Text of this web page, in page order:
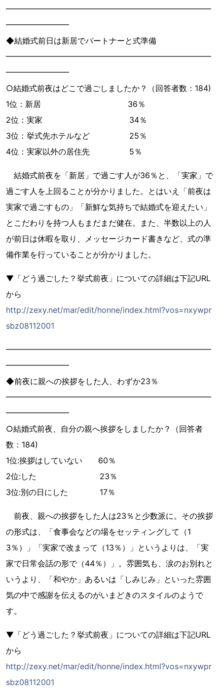
━━━━━━━━━━━━━━━━━━━━━━━━━━
━━━━━━━━
◆結婚式前日は新居でパートナーと式準備
━━━━━━━━━━━━━━━━━━━━━━━━━━
━━━━━━━━
○結婚式前夜はどこで過ごしましたか？（回答者数：184)
1位：新居 36％
2位：実家 34％
3位：挙式先ホテルなど 25％
4位：実家以外の居住先 5％
結婚式前夜を「新居」で過ごす人が36％と、「実家」で
過ごす人を上回ることが分かりました。とはいえ「前夜は
実家で過ごすもの」「新鮮な気持ちで結婚式を迎えたい」
とこだわりを持つ人もまだまだ健在。また、半数以上の人
が前日は休暇を取り、メッセージカード書きなど、式の準
備作業を行っていることが分かりました。
▼「どう過ごした？挙式前夜」についての詳細は下記URL
から
http://zexy.net/mar/edit/honne/index.html?vos=nxywpr
sbz08112001
━━━━━━━━━━━━━━━━━━━━━━━━━━
━━━━━━━━
◆前夜に親への挨拶をした人、わずか23％
━━━━━━━━━━━━━━━━━━━━━━━━━━
━━━━━━━━
○結婚式前夜、自分の親へ挨拶をしましたか？（回答者
数：184)
1位:挨拶はしていない 60％
2位:した 23％
3位:別の日にした 17％
前夜、親への挨拶をした人は23％と少数派に。その挨拶
の形式は、「食事会などの場をセッティングして（1
3％）」「実家で改まって（13％）」というよりは、「実
家で日常会話の形で（44％）」。雰囲気も、涙のお別れと
いうより、「和やか」あるいは「しみじみ」といった雰囲
気の中で感謝を伝えるのがいまどきのスタイルのようで
す。
▼「どう過ごした？挙式前夜」についての詳細は下記URL
から
http://zexy.net/mar/edit/honne/index.html?vos=nxywpr
sbz08112001